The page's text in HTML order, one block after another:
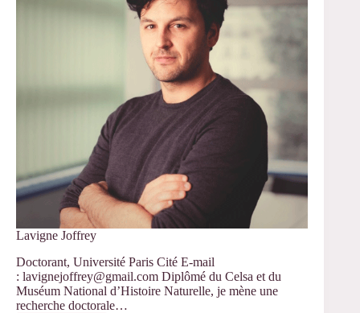
langage »
Lavigne Joffrey
Doctorant, Université Paris Cité E-mail
: lavignejoffrey@gmail.com Diplômé du Celsa et du
Muséum National d’Histoire Naturelle, je mène une
recherche doctorale…